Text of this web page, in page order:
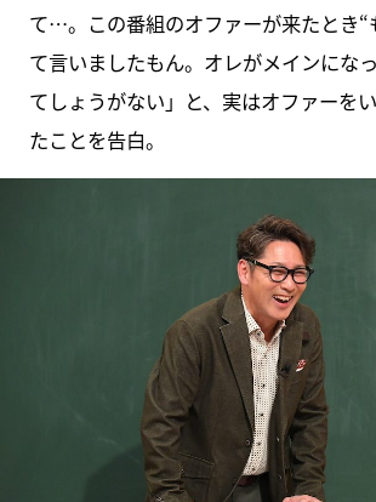
て…。この番組のオファーが来たとき“
て言いましたもん。オレがメインにな
てしょうがない」と、実はオファーを
たことを告白。